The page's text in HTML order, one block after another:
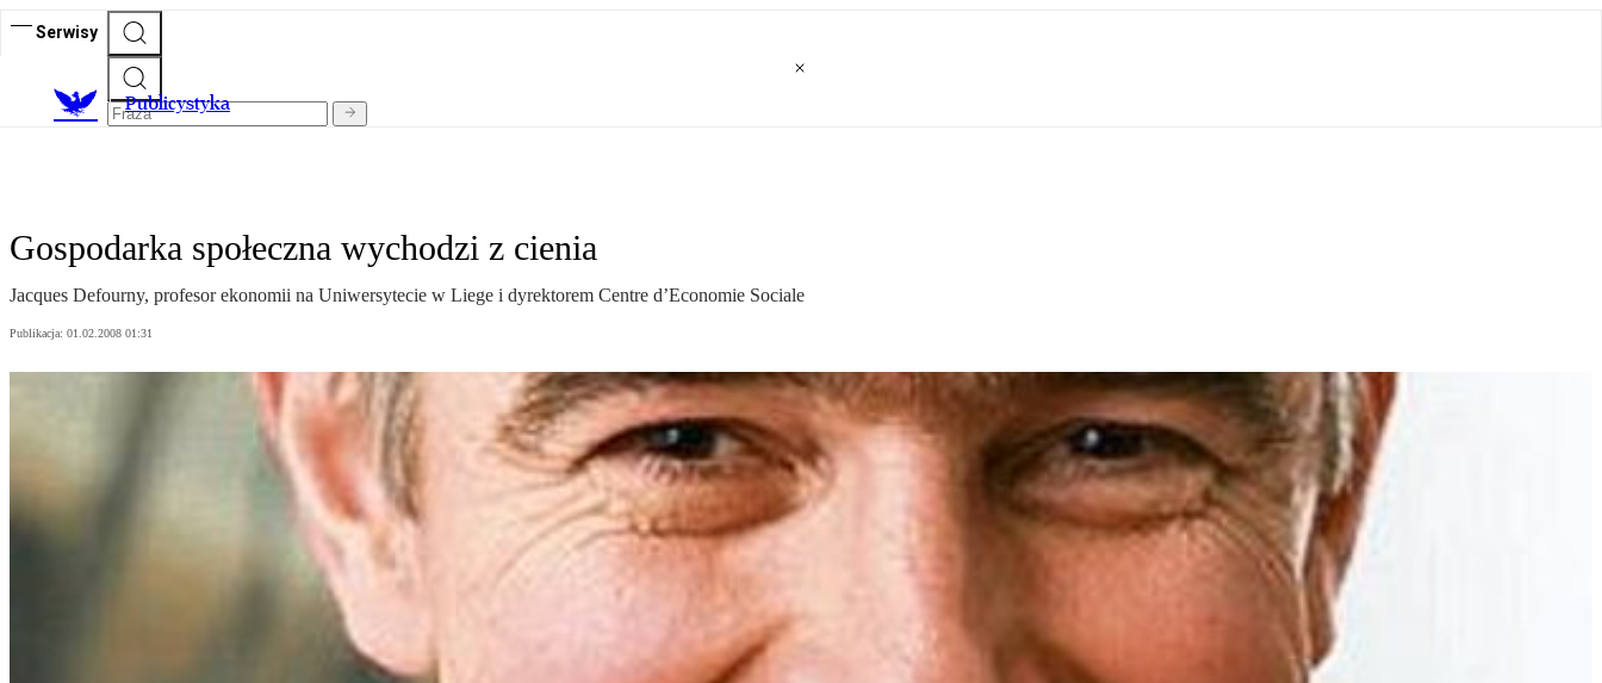
Serwisy
Publicystyka
Gospodarka społeczna wychodzi z cienia
Jacques Defourny, profesor ekonomii na Uniwersytecie w Liege i dyrektorem Centre d’Economie Sociale
Publikacja: 01.02.2008 01:31